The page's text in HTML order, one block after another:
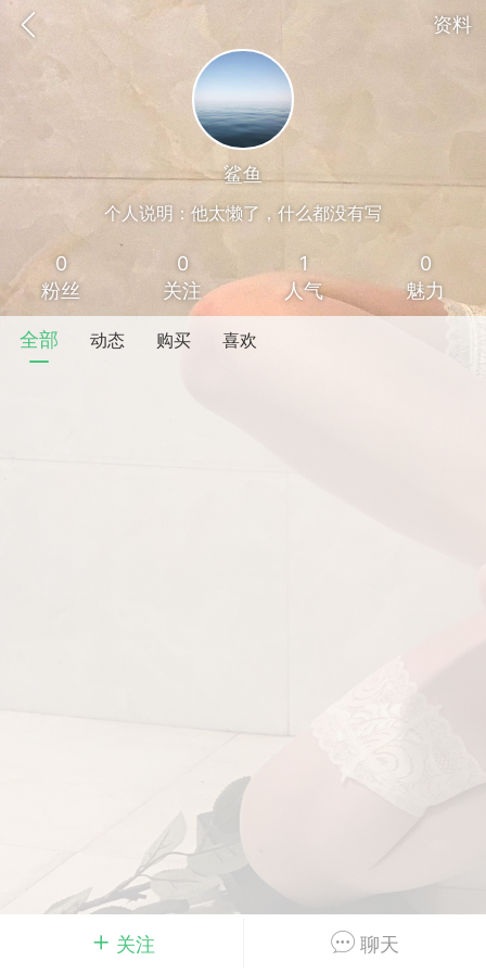
资料
关注 聊天
鲨鱼
个人说明：他太懒了，什么都没有写
0
粉丝
0
关注
1
人气
0
魅力
全部 动态 购买 喜欢